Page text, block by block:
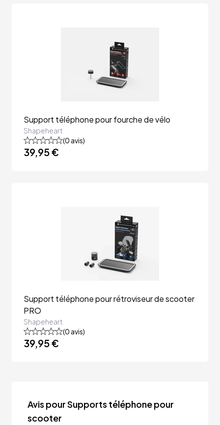
Support téléphone pour fourche de vélo
Shapeheart
(0 avis)
39,95 €
Support téléphone pour rétroviseur de scooter
PRO
Shapeheart
(0 avis)
39,95 €
Avis pour Supports téléphone pour
scooter